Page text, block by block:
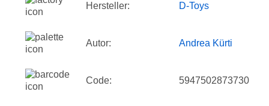
Hersteller: D-Toys
Autor: Andrea Kürti
Code: 5947502873730